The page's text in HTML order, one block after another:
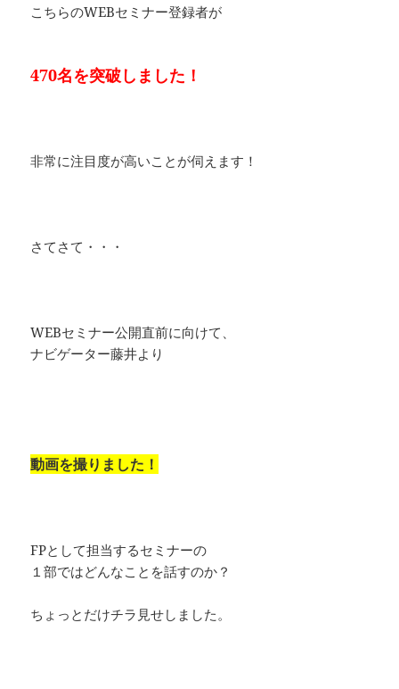
こちらのWEBセミナー登録者が
470名を突破しました！
非常に注目度が高いことが伺えます！
さてさて・・・
WEBセミナー公開直前に向けて、
ナビゲーター藤井より
動画を撮りました！
FPとして担当するセミナーの
１部ではどんなことを話すのか？
ちょっとだけチラ見せしました。